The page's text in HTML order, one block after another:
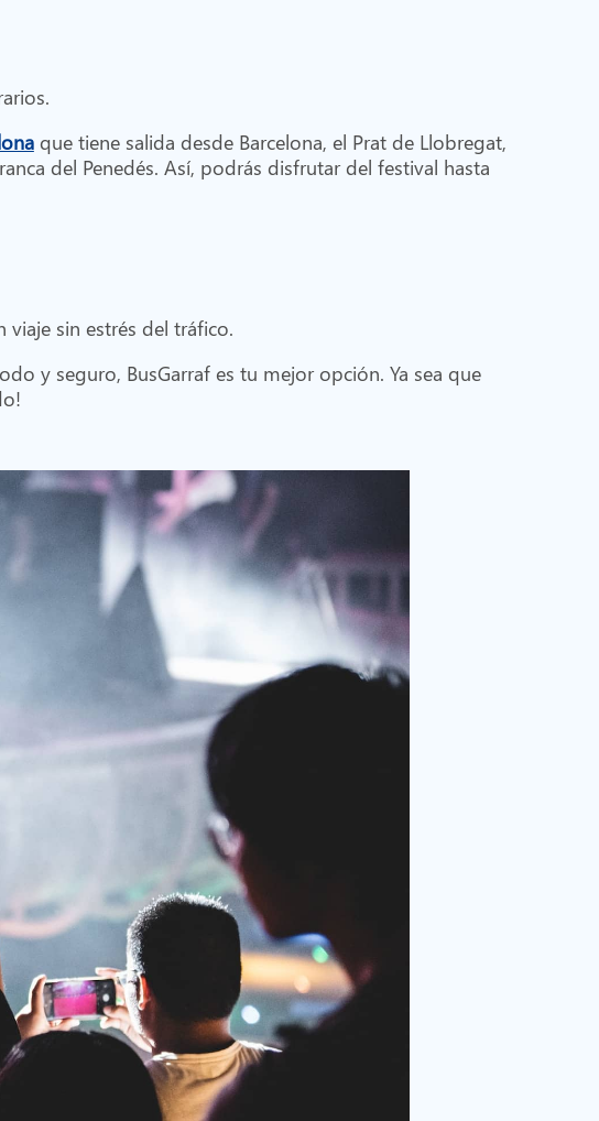
que tiene salida desde Barcelona, el Prat de Llobregat,
del Penedés. Así, podrás disfrutar del festival hasta
sin estrés del tráfico.
y seguro, BusGarraf es tu mejor opción. Ya sea que